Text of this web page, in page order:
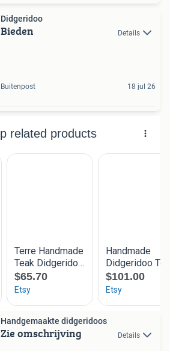
Didgeridoo
Bieden Details
Buitenpost 18 jul 26
Handgemaakte didgeridoos
Zie omschrijving Details